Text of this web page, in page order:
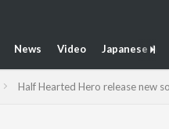
News Video Japanese
Half Hearted Hero release new